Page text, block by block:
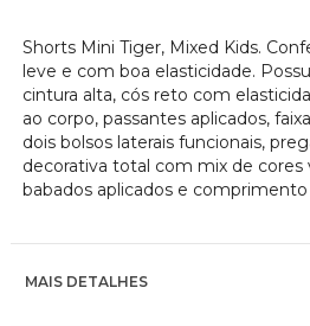
Shorts Mini Tiger, Mixed Kids.
leve e com boa elasticidade.
cintura alta, cós reto com
ao corpo, passantes aplicados,
dois bolsos laterais funcionais,
decorativa total com mix de cores
babados aplicados e
MAIS DETALHES